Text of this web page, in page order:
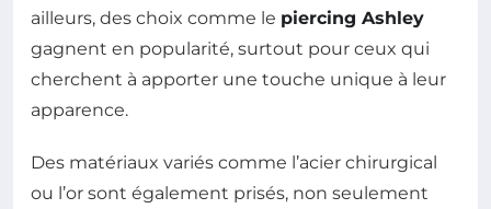
ailleurs, des choix comme le piercing Ashley
gagnent en popularité, surtout pour ceux qui
cherchent à apporter une touche unique à leur
apparence.
Des matériaux variés comme l’acier chirurgical
ou l’or sont également prisés, non seulement